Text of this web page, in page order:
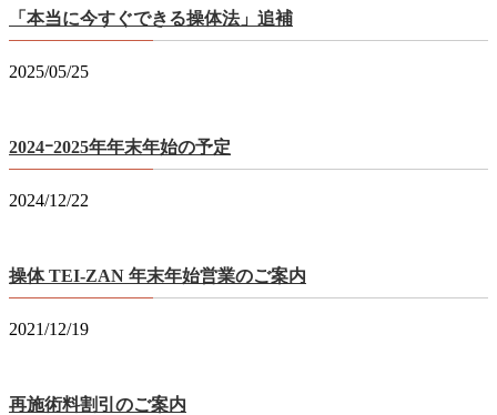
「本当に今すぐできる操体法」追補
2025/05/25
2024ｰ2025年年末年始の予定
2024/12/22
操体 TEI-ZAN 年末年始営業のご案内
2021/12/19
再施術料割引のご案内